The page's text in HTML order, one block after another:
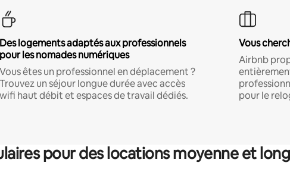
Des logements adaptés aux professionnels
pour les nomades numériques
Vous êtes un professionnel en déplacement ?
Trouvez un séjour longue durée avec accès
wifi haut débit et espaces de travail dédiés.
Vous
Airbnb
pour le
pour des locations moyenne et